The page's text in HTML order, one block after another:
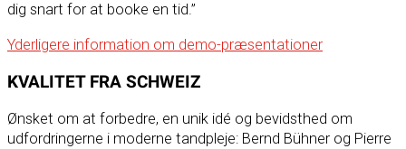
dig snart for at booke en tid.”
Yderligere information om demo-præsentationer
KVALITET FRA SCHWEIZ
Ønsket om at forbedre, en unik idé og bevidsthed om
udfordringerne i moderne tandpleje: Bernd Bühner og Pierre